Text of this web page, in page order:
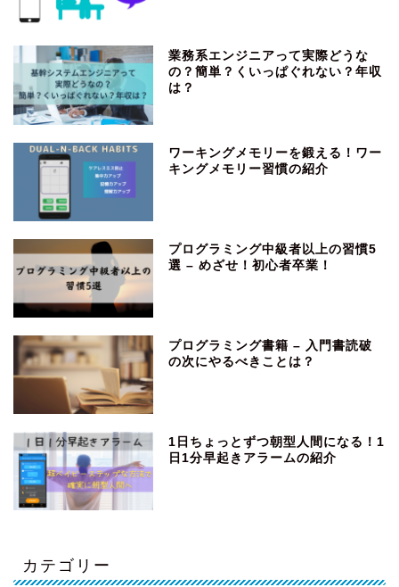
業務系エンジニアって実際どうな
の？簡単？くいっぱぐれない？年収
は？
ワーキングメモリーを鍛える！ワー
キングメモリー習慣の紹介
プログラミング中級者以上の習慣5
選 – めざせ！初心者卒業！
プログラミング書籍 – 入門書読破
の次にやるべきことは？
1日ちょっとずつ朝型人間になる！1
日1分早起きアラームの紹介
カテゴリー